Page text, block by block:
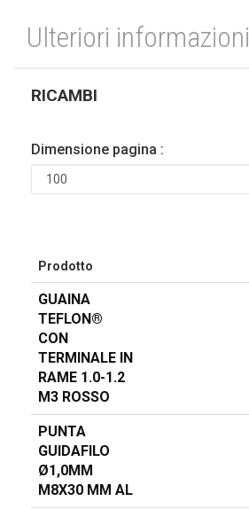
Ulteriori informazioni
RICAMBI
Dimensione pagina :
Prodotto
GUAINA
TEFLON®
CON
TERMINALE IN
RAME 1.0-1.2
M3 ROSSO
PUNTA
GUIDAFILO
Ø1,0MM
M8X30 MM AL